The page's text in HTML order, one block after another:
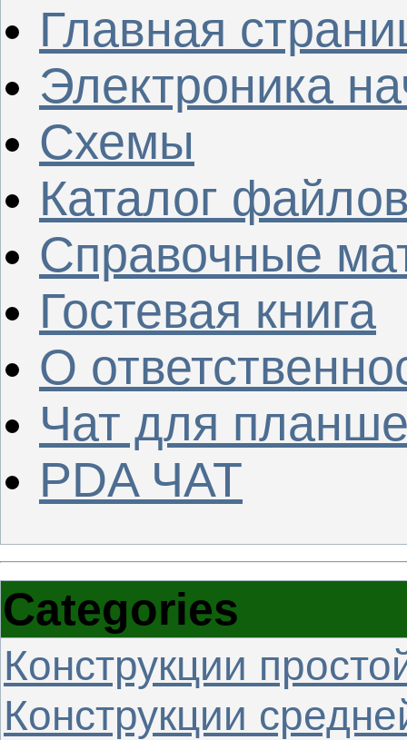
Главная
Электроника
Схемы
Каталог
Справочные
Гостевая книга
О
Чат для
PDA ЧАТ
Categories
Конструкции
Конструкции